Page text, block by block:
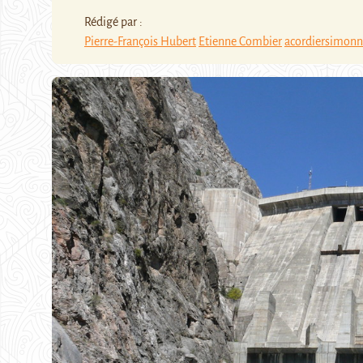
Rédigé par :
Pierre-François Hubert Etienne Combier